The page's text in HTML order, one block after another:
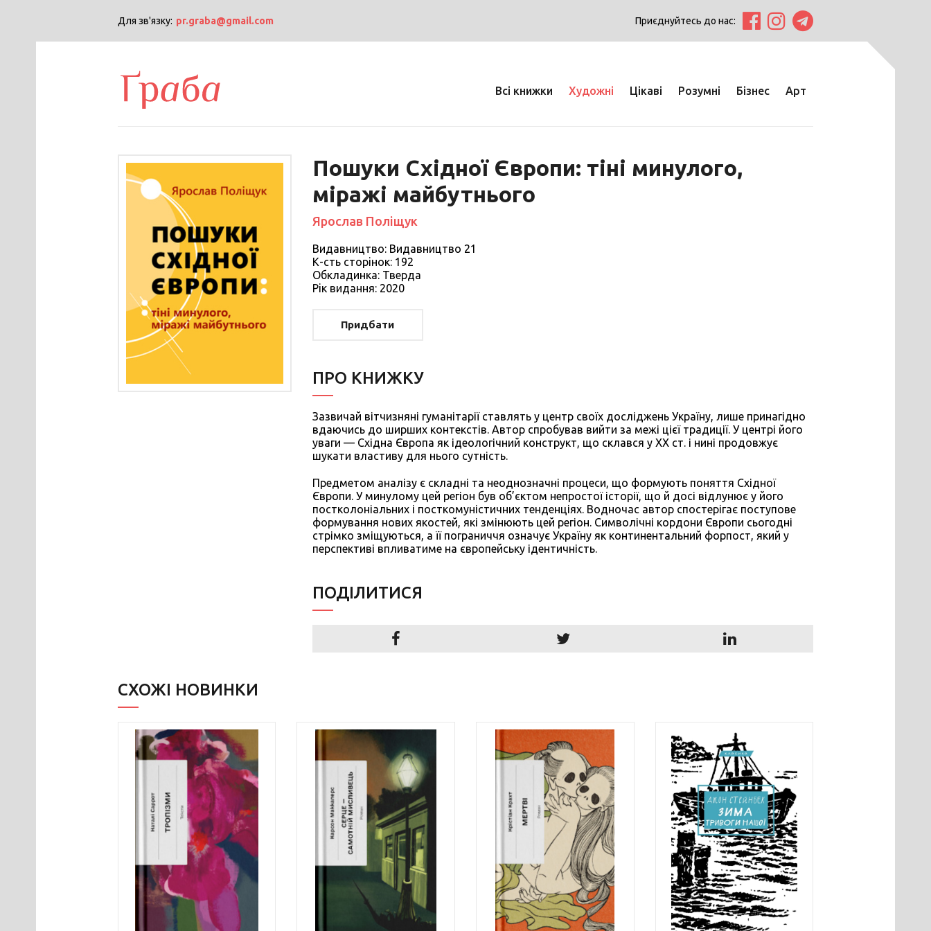
Для зв'язку: pr.graba@gmail.com Приєднуйтесь до нас:
Всі книжки Художні Цікаві Розумні Бізнес Арт
Пошуки Східної Європи: тіні минулого,
міражі майбутнього
Ярослав Поліщук
Видавництво: Видавництво 21
К-сть сторiнок: 192
Обкладинка: Тверда
Рiк видання: 2020
Придбати
ПРО КНИЖКУ
Зазвичай вітчизняні гуманітарії ставлять у центр своїх досліджень Україну, лише принагідно
вдаючись до ширших контекстів. Автор спробував вийти за межі цієї традиції. У центрі його
уваги — Східна Європа як ідеологічний конструкт, що склався у ХХ ст. і нині продовжує
шукати властиву для нього сутність.
Предметом аналізу є складні та неоднозначні процеси, що формують поняття Східної
Європи. У минулому цей регіон був об’єктом непростої історії, що й досі відлунює у його
постколоніальних і посткомуністичних тенденціях. Водночас автор спостерігає поступове
формування нових якостей, які змінюють цей регіон. Символічні кордони Європи сьогодні
стрімко зміщуються, а її пограниччя означує Україну як континентальний форпост, який у
перспективі впливатиме на європейську ідентичність.
ПОДIЛИТИСЯ
СХОЖІ НОВИНКИ